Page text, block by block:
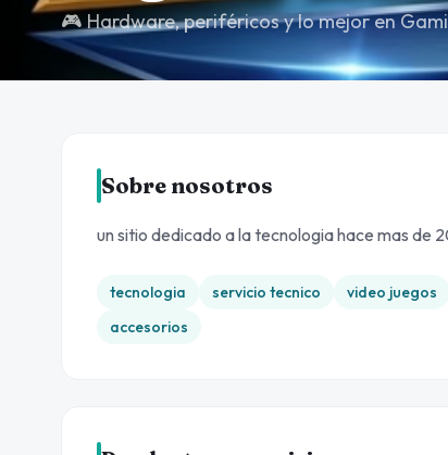
🎮 Hardware, periféricos y lo mejor en
Sobre nosotros
un sitio dedicado a la tecnologia hace mas de
tecnologia servicio tecnico video juegos
accesorios